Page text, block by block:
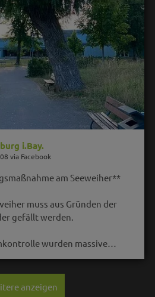
i.Bay.
via Facebook
am Seeweiher**
muss aus Gründen der
gefällt werden.
wurden massive…
anzeigen